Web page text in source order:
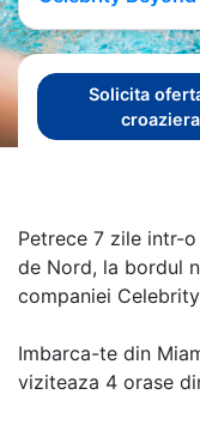
Solicita
croaziera
Petrece 7 zile intr-
de Nord, la bordul
companiei
Imbarca-te din
viziteaza 4 orase